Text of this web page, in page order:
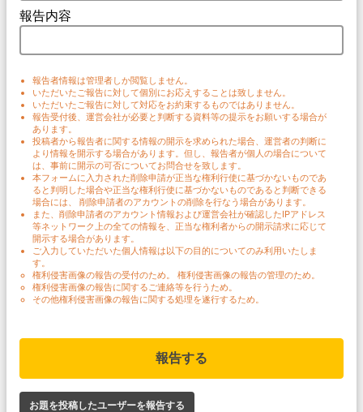
報告内容
報告者情報は管理者しか閲覧しません。
いただいたご報告に対して個別にお応えすることは致しません。
いただいたご報告に対して対応をお約束するものではありません。
報告受付後、運営会社が必要と判断する資料等の提示をお願いする場合が
あります。
投稿者から報告者に関する情報の開示を求められた場合、運営者の判断に
より情報を開示する場合があります。但し、報告者が個人の場合について
は、事前に開示の可否についてお問合せを致します。
本フォームに入力された削除申請が正当な権利行使に基づかないものであ
ると判明した場合や正当な権利行使に基づかないものであると判断できる
場合には、 削除申請者のアカウントの削除を行なう場合があります。
また、削除申請者のアカウント情報および運営会社が確認したIPアドレス
等ネットワーク上の全ての情報を、正当な権利者からの開示請求に応じて
開示する場合があります。
ご入力していただいた個人情報は以下の目的についてのみ利用いたしま
す。
権利侵害画像の報告の受付のため。 権利侵害画像の報告の管理のため。
権利侵害画像の報告に関するご連絡等を行うため。
その他権利侵害画像の報告に関する処理を遂行するため。
報告する
お題を投稿したユーザーを報告する